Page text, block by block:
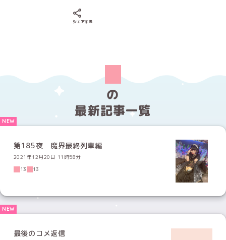
シェアする
の
最新記事一覧
第185夜 魔界最終列車編
2021年12月20日 11時58分
13
13
最後のコメ返信